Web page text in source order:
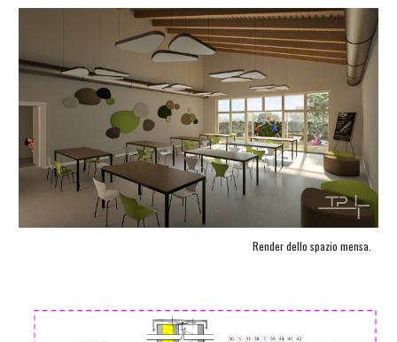
Render dello spazio mensa.